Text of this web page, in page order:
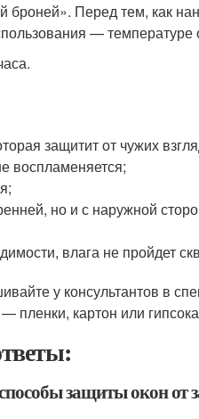
Перед тем, как
—
защитит от чужих
воспламеняется;
но и с наружной
влага не пройдет
у консультантов в
картон или
защиты окон от